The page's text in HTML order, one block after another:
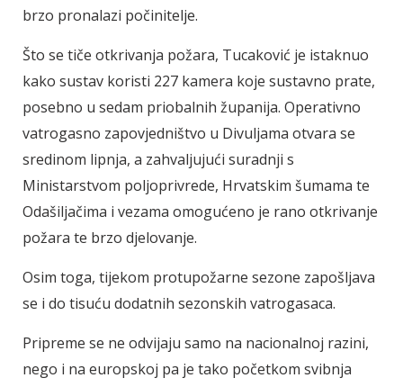
brzo pronalazi počinitelje.
Što se tiče otkrivanja požara, Tucaković je istaknuo
kako sustav koristi 227 kamera koje sustavno prate,
posebno u sedam priobalnih županija. Operativno
vatrogasno zapovjedništvo u Divuljama otvara se
sredinom lipnja, a zahvaljujući suradnji s
Ministarstvom poljoprivrede, Hrvatskim šumama te
Odašiljačima i vezama omogućeno je rano otkrivanje
požara te brzo djelovanje.
Osim toga, tijekom protupožarne sezone zapošljava
se i do tisuću dodatnih sezonskih vatrogasaca.
Pripreme se ne odvijaju samo na nacionalnoj razini,
nego i na europskoj pa je tako početkom svibnja